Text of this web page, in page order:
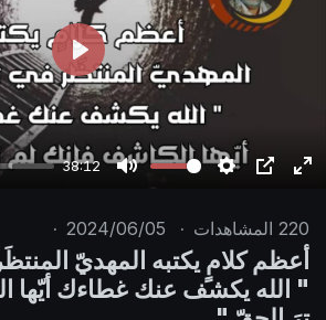
38:12
u
e
t
t
I
P
n
t
e
r
P
l
y
220 المشاهدات ·
2024/06/05
·
أعظم كلامٍ يكتبه المهديّ
" الله يكشف عنك غطاءك أيّها